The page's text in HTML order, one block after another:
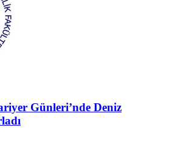
Günleri’nde Deniz